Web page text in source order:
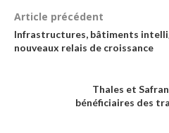
Article précédent
Infrastructures, bâtiments
nouveaux relais de croissance
Thales et
bénéficiaires des